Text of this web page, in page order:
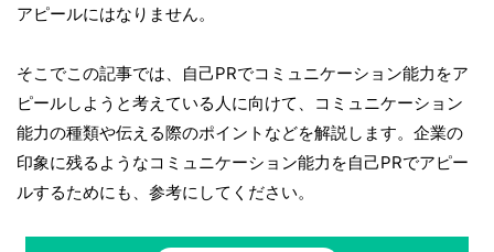
アピールにはなりません。
そこでこの記事では、自己PRでコミュニケーション能力をア
ピールしようと考えている人に向けて、コミュニケーション
能力の種類や伝える際のポイントなどを解説します。企業の
印象に残るようなコミュニケーション能力を自己PRでアピー
ルするためにも、参考にしてください。